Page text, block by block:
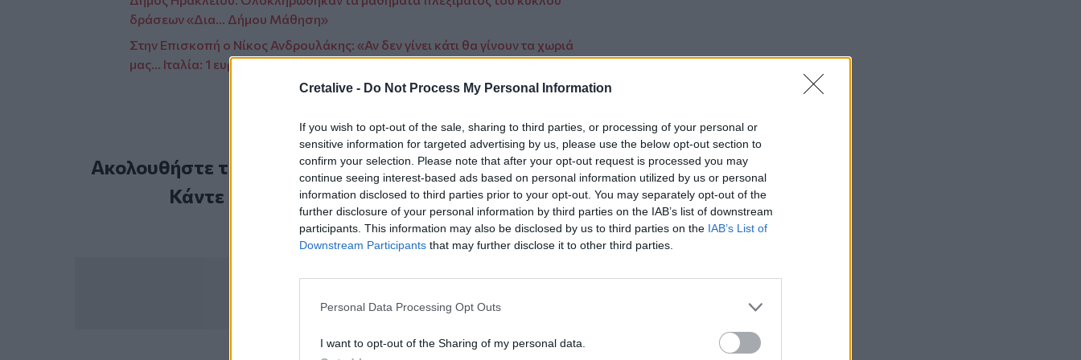
Cretalive - Do Not Process My Personal Information
If you wish to opt-out of the sale, sharing to third parties, or processing of your personal or
sensitive information for targeted advertising by us, please use the below opt-out section to
confirm your selection. Please note that after your opt-out request is processed you may
continue seeing interest-based ads based on personal information utilized by us or personal
information disclosed to third parties prior to your opt-out. You may separately opt-out of the
further disclosure of your personal information by third parties on the IAB’s list of downstream
participants. This information may also be disclosed by us to third parties on the IAB’s List of
Downstream Participants that may further disclose it to other third parties.
Personal Data Processing Opt Outs
I want to opt-out of the Sharing of my personal data.
δράσεων «Δια… Δήμου Μάθηση»
Στην Επισκοπή ο Νίκος Ανδρουλάκης: «Αν δεν γίνει κάτι θα γίνουν τα χωριά
μας… Ιταλία: 1 ευρώ το σπίτι!»
Ακολουθήστε το Cretalive στοGoogle Newsκαι στοFacebook
Κάντε εγγραφή στο κανάλι μας στοYouTube